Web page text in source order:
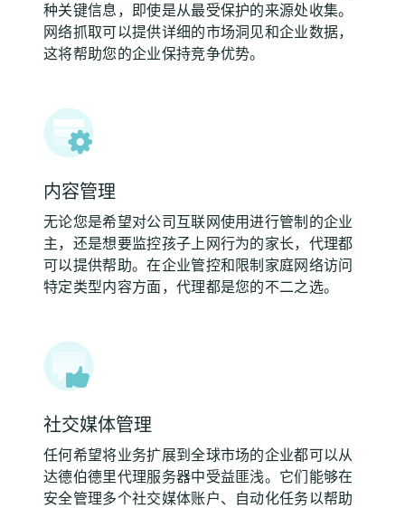
种关键信息，即使是从最受保护的来源处收集。
网络抓取可以提供详细的市场洞见和企业数据，
这将帮助您的企业保持竞争优势。
内容管理
无论您是希望对公司互联网使用进行管制的企业
主，还是想要监控孩子上网行为的家长，代理都
可以提供帮助。在企业管控和限制家庭网络访问
特定类型内容方面，代理都是您的不二之选。
社交媒体管理
任何希望将业务扩展到全球市场的企业都可以从
达德伯德里代理服务器中受益匪浅。它们能够在
安全管理多个社交媒体账户、自动化任务以帮助